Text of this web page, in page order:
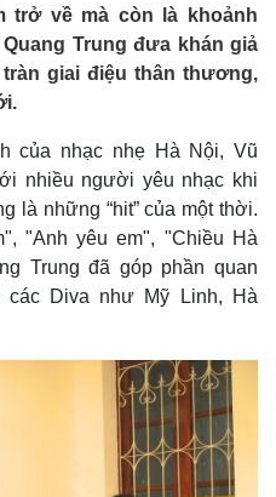
Tin 24h
Dự báo thời tiết
Giáo dục
Dấu ấn VOV
Biển đảo
trở về mà còn là khoảnh
Trung đưa khán giả
giai điệu thân thương,
của nhạc nhẹ Hà Nội, Vũ
nhiều người yêu nhạc khi
là những “hit” của một thời.
"Anh yêu em", "Chiều Hà
Trung đã góp phần quan
Diva như Mỹ Linh, Hà